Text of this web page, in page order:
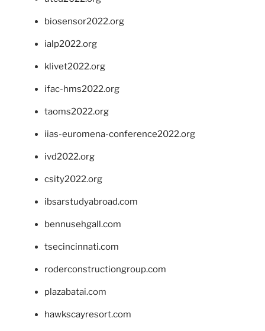
biosensor2022.org
ialp2022.org
klivet2022.org
ifac-hms2022.org
taoms2022.org
iias-euromena-conference2022.org
ivd2022.org
csity2022.org
ibsarstudyabroad.com
bennusehgall.com
tsecincinnati.com
roderconstructiongroup.com
plazabatai.com
hawkscayresort.com